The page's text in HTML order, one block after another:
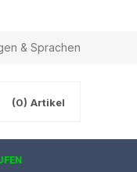
& Sprachen
(0) Artikel